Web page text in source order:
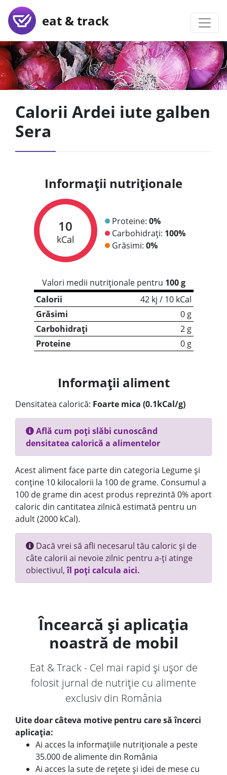
eat & track
Calorii Ardei iute galben
Sera
Informații nutriționale
10
kCal
Proteine: 0%
Carbohidrați: 100%
Grăsimi: 0%
Valori medii nutriționale pentru 100 g
Calorii
42 kj / 10 kCal
Grăsimi
0 g
Carbohidrați
2 g
Proteine
0 g
Informații aliment
Densitatea calorică: Foarte mica (0.1kCal/g)
Află cum poți slăbi cunoscând
densitatea calorică a alimentelor
Acest aliment face parte din categoria Legume și
conține 10 kilocalorii la 100 de grame. Consumul a
100 de grame din acest produs reprezintă 0% aport
caloric din cantitatea zilnică estimată pentru un
adult (2000 kCal).
Dacă vrei să afli necesarul tău caloric și de
câte calorii ai nevoie zilnic pentru a-ți atinge
obiectivul,îl poți calcula aici.
Încearcă și aplicația
noastră de mobil
Eat & Track - Cel mai rapid și ușor de
folosit jurnal de nutriție cu alimente
exclusiv din România
Uite doar câteva motive pentru care să încerci
aplicația:
Ai acces la informațiile nutriționale a peste
35.000 de alimente din România
Ai acces la sute de rețete și idei de mese cu